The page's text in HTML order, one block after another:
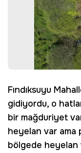
Fındıksuyu
gidiyordu, o
bir mağduriyet
heyelan var
bölgede heyelan